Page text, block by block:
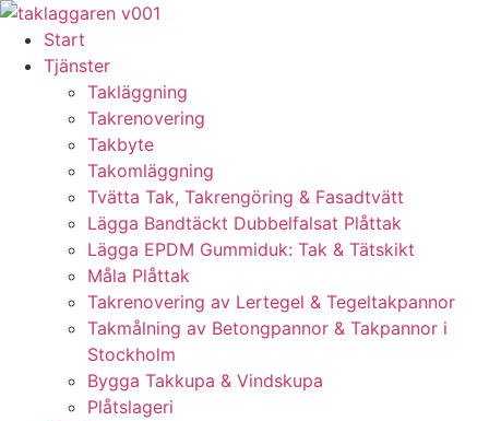
Skip
content
Start
Tjänster
Takläggning
Takrenovering
Takbyte
Takomläggning
Tvätta Tak, Takrengöring & Fasadtvätt
Lägga Bandtäckt Dubbelfalsat Plåttak
Lägga EPDM Gummiduk: Tak & Tätskikt
Måla Plåttak
Takrenovering av Lertegel & Tegeltakpannor
Takmålning av Betongpannor & Takpannor i
Stockholm
Bygga Takkupa & Vindskupa
Plåtslageri